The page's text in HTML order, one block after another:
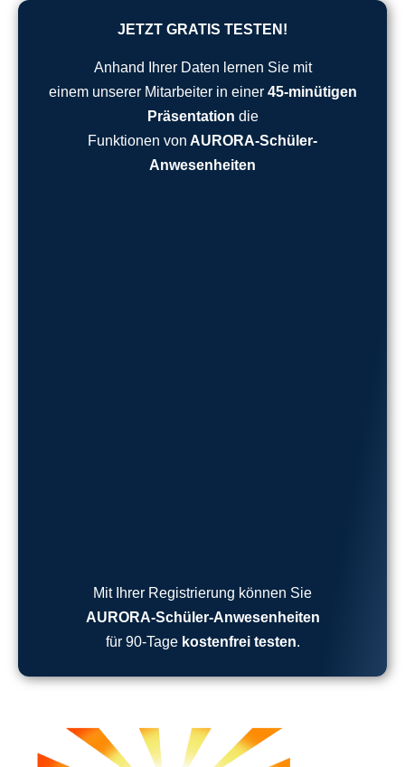
JETZT GRATIS TESTEN!
Anhand Ihrer Daten lernen Sie mit
einem unserer Mitarbeiter in einer 45-minütigen
Präsentation die
Funktionen von AURORA-Schüler-
Anwesenheiten
Mit Ihrer Registrierung können Sie
AURORA-Schüler-Anwesenheiten
für 90-Tage kostenfrei testen.